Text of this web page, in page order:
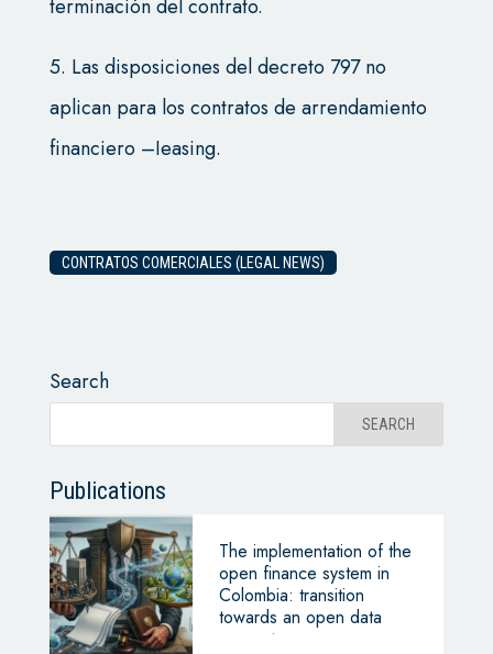
terminación del contrato.
5. Las disposiciones del decreto 797 no
aplican para los contratos de arrendamiento
financiero –Ieasing.
CONTRATOS COMERCIALES (LEGAL NEWS)
Search
Publications
The implementation of the
open finance system in
Colombia: transition
towards an open data
ecosystem